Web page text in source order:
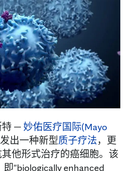
特 — 妙佑医疗国际(Mayo
出一种新型质子疗法，更
他形式治疗的癌细胞。该
"biologically enhanced